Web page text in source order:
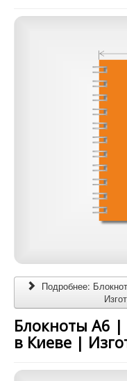
Подробнее:
Блокноты А6 |
в Киеве |